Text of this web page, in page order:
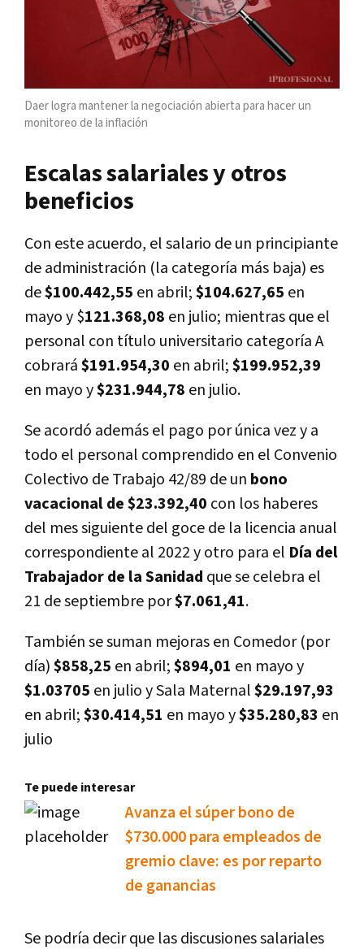
Daer logra mantener la negociación abierta para hacer un
monitoreo de la inflación
Escalas salariales y otros
beneficios
Con este acuerdo, el salario de un principiante
de administración (la categoría más baja) es
de$100.442,55 en abril;$104.627,65 en
mayo y $121.368,08 en julio; mientras que el
personal con título universitario categoría A
cobrará$191.954,30 en abril;$199.952,39
en mayo y$231.944,78 en julio.
Se acordó además el pago por única vez y a
todo el personal comprendido en el Convenio
Colectivo de Trabajo 42/89 de un bono
vacacional de $23.392,40 con los haberes
del mes siguiente del goce de la licencia anual
correspondiente al 2022 y otro para el Día del
Trabajador de la Sanidad que se celebra el
21 de septiembre por$7.061,41.
También se suman mejoras en Comedor (por
día)$858,25 en abril;$894,01 en mayo y
$1.03705 en julio y Sala Maternal$29.197,93
en abril;$30.414,51 en mayo y$35.280,83 en
julio
Te puede interesar
Avanza el súper bono de
$730.000 para empleados de
gremio clave: es por reparto
de ganancias
Se podría decir que las discusiones salariales